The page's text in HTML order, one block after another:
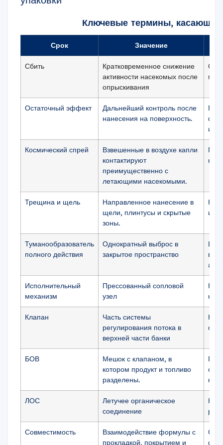
Ключевые термины,
Срок Значение
Сбить
Кратковременное снижение
активности насекомых после
опрыскивания
Остаточный эффект
Дальнейший контроль после
нанесения на поверхность.
Космический спрей
Взвешенные в воздухе капли
контактируют
преимущественно с
летающими насекомыми.
Трещина и щель
Направленное нанесение в
щели, плинтусы и скрытые
зоны.
Туманообразователь
полного действия
Однократный выброс в
закрытое пространство
Исполнительный
механизм
Прессованный сопловой
узел
Клапан
Часть системы
регулирования потока в
верхней части банки
БОВ
Мешок с клапаном, в
котором продукт и топливо
разделены.
к
ЛОС
Летучее органическое
соединение
Совместимость
Взаимодействие формулы с
прокладкой, покрытием и